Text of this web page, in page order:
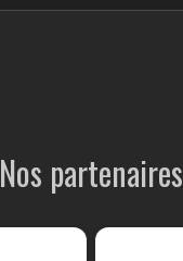
Nos partenaires